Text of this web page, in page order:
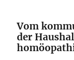
Vom
der